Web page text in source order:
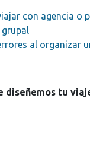
con agencia o
grupal
al organizar
diseñemos tu